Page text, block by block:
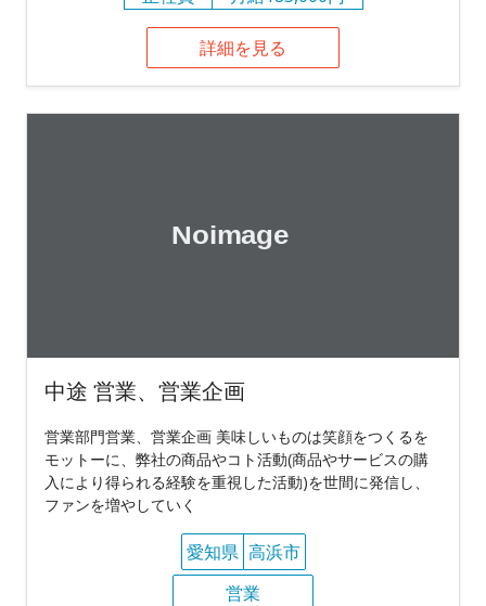
詳細を見る
中途 営業、営業企画
営業部門営業、営業企画 美味しいものは笑顔をつくるを
モットーに、弊社の商品やコト活動(商品やサービスの購
入により得られる経験を重視した活動)を世間に発信し、
ファンを増やしていく
愛知県 高浜市
営業